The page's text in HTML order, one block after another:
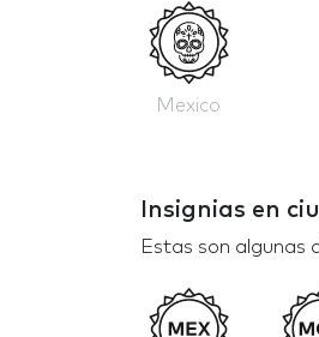
Mexico
Insignias en
Estas son algunas